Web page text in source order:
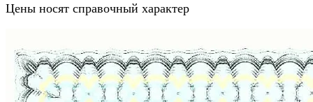
Цены носят справочный характер